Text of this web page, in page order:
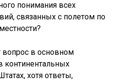
понимания всех
связанных с полетом по
вопрос в основном
континентальных
хотя ответы,